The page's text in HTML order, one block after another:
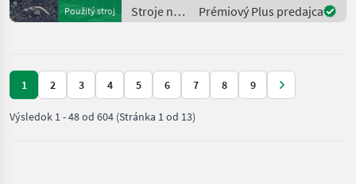
Použitý stroj
Wir inse
Stroje na
zber
Pöttinger
Prémiový Plus predajca
1 2 3 4 5 6 7 8 9
Výsledok 1-48od 604 (Stránka 1 od 13)